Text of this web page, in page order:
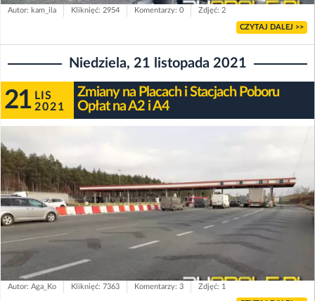
Autor: kam_ila Kliknięć: 2954 Komentarzy: 0 Zdjęć: 2
CZYTAJ DALEJ >>
Niedziela, 21 listopada 2021
21 LIS
2021
Zmiany na Placach i Stacjach Poboru
Opłat na A2 i A4
Autor: Aga_Ko Kliknięć: 7363 Komentarzy: 3 Zdjęć: 1